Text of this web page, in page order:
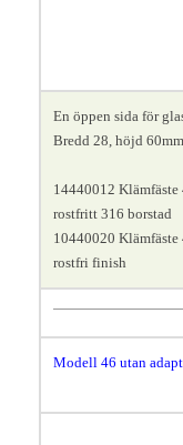
En öppen sida för
Bredd 28, höjd
14440012 Klämfäste
rostfritt 316 borstad
10440020 Klämfäste
rostfri finish
Modell 46 utan